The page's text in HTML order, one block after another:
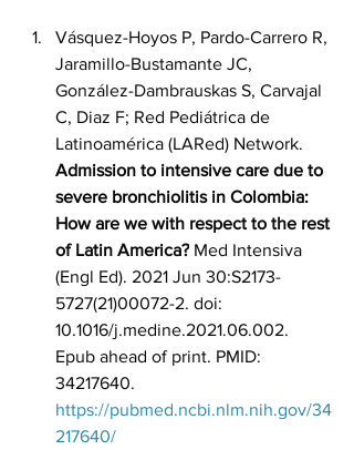
Vásquez-Hoyos P, Pardo-Carrero R,
Jaramillo-Bustamante JC,
González-Dambrauskas S, Carvajal
C, Diaz F; Red Pediátrica de
Latinoamérica (LARed) Network.
Admission to intensive care due to
severe bronchiolitis in Colombia:
How are we with respect to the rest
of Latin America? Med Intensiva
(Engl Ed). 2021 Jun 30:S2173-
5727(21)00072-2. doi:
10.1016/j.medine.2021.06.002.
Epub ahead of print. PMID:
34217640.
https://pubmed.ncbi.nlm.nih.gov/34
217640/